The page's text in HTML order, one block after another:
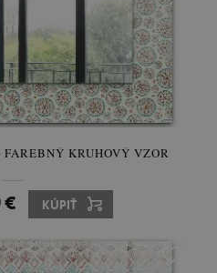
KRUHOVÝ VZOR
€ KÚPIŤ